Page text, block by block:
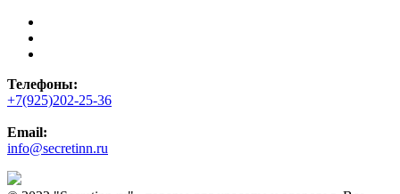
Телефоны:
+7(925)202-25-36
Email:
info@secretinn.ru